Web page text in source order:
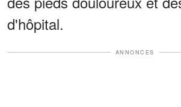
d'hôpital.
ANNONCES